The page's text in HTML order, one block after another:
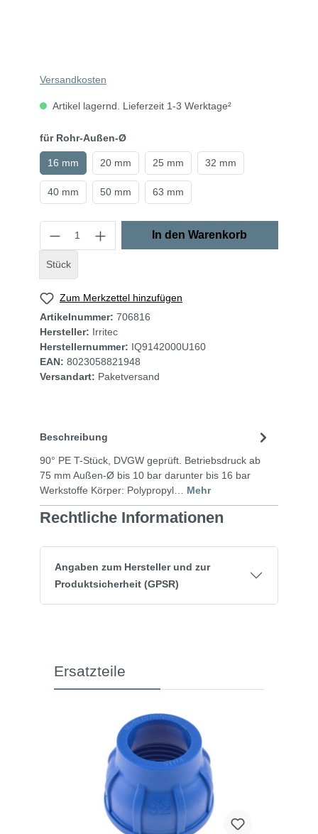
Versandkosten
Artikel lagernd. Lieferzeit 1-3 Werktage²
für Rohr-Außen-Ø
16 mm 20 mm 25 mm 32 mm
40 mm 50 mm 63 mm
Stück
In den Warenkorb
Zum Merkzettel hinzufügen
Artikelnummer: 706816
Hersteller: Irritec
Herstellernummer: IQ9142000U160
EAN: 8023058821948
Versandart: Paketversand
Beschreibung
90° PE T-Stück, DVGW geprüft. Betriebsdruck ab
75 mm Außen-Ø bis 10 bar darunter bis 16 bar
Werkstoffe Körper: Polypropyl… Mehr
Rechtliche Informationen
Angaben zum Hersteller und zur
Produktsicherheit (GPSR)
Ersatzteile